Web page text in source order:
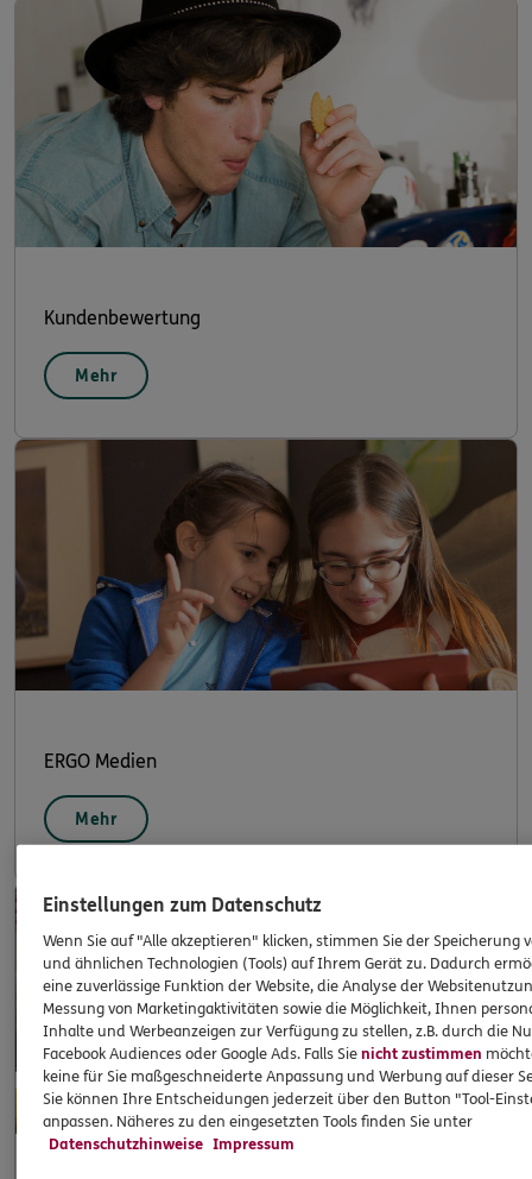
Kundenbewertung
Mehr
ERGO Medien
Mehr
Einstellungen zum Datenschutz
Wenn Sie auf "Alle akzeptieren" klicken, stimmen Sie der Speicherung
und ähnlichen Technologien (Tools) auf Ihrem Gerät zu. Dadurch
eine zuverlässige Funktion der Website, die Analyse der
Messung von Marketingaktivitäten sowie die Möglichkeit, Ihnen
Inhalte und Werbeanzeigen zur Verfügung zu stellen, z.B. durch die
Facebook Audiences oder Google Ads. Falls Sienicht zustimmen
keine für Sie maßgeschneiderte Anpassung und Werbung auf dieser
Sie können Ihre Entscheidungen jederzeit über den Button "Tool-
anpassen. Näheres zu den eingesetzten Tools finden Sie unter
Datenschutzhinweise Impressum